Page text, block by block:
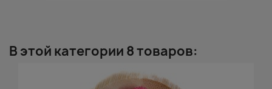
В этой категории 8 товаров: